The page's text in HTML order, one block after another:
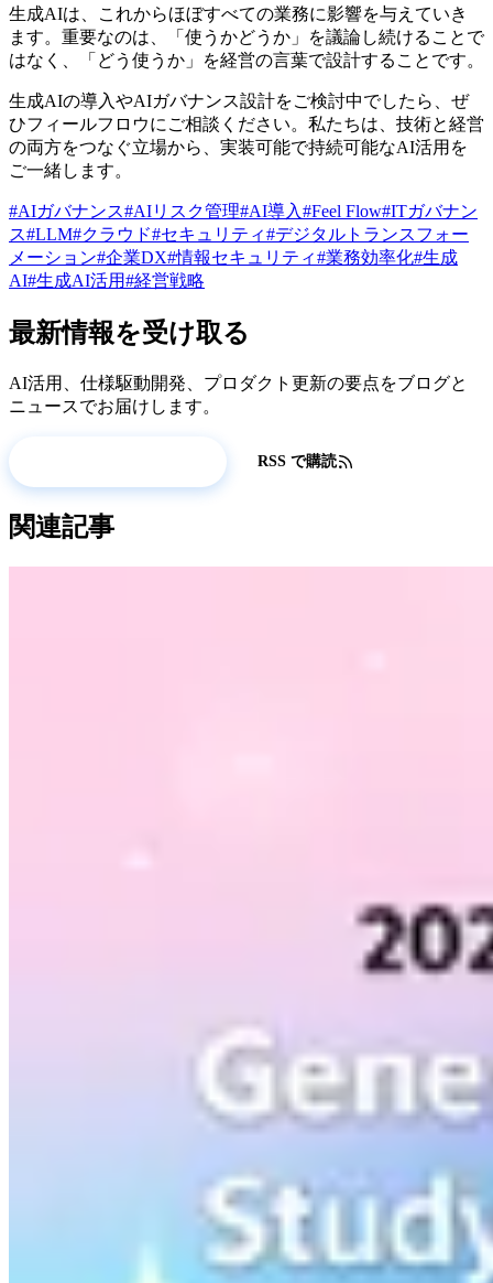
生成AIは、これからほぼすべての業務に影響を与えていき
ます。重要なのは、「使うかどうか」を議論し続けることで
はなく、「どう使うか」を経営の言葉で設計することです。
生成AIの導入やAIガバナンス設計をご検討中でしたら、ぜ
ひフィールフロウにご相談ください。私たちは、技術と経営
の両方をつなぐ立場から、実装可能で持続可能なAI活用を
ご一緒します。
#AIガバナンス#AIリスク管理#AI導入#Feel Flow#ITガバナン
ス#LLM#クラウド#セキュリティ#デジタルトランスフォー
メーション#企業DX#情報セキュリティ#業務効率化#生成
AI#生成AI活用#経営戦略
最新情報を受け取る
AI活用、仕様駆動開発、プロダクト更新の要点をブログと
ニュースでお届けします。
RSS で購読
関連記事